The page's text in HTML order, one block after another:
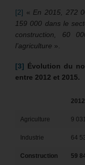
[2] « En 2015, 272
159 000 dans le
construction, 60
l’agriculture ».
[3] Évolution du
entre 2012 et 2015.
2012
Agriculture 9
Industrie 64
Construction 59